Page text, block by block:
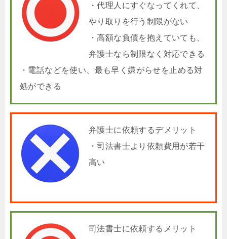
・代理人にすぐなってくれて、
やり取りを行う制限がない
・高額な負債を抱えていても、
弁護士なら制限なく対応できる
・電話などを使い、最も早く嫌がらせを止める対
処ができる
弁護士に依頼するデメリット
・司法書士より依頼費用が若干
高い
司法書士に依頼するメリット